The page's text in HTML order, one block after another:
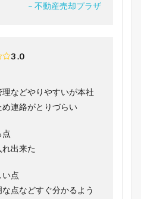
– 不動産売却プラザ
3 .0
理などやりやすいが本社
連絡がとりづらい
点
出来た
い点
点などすぐ分かるよう